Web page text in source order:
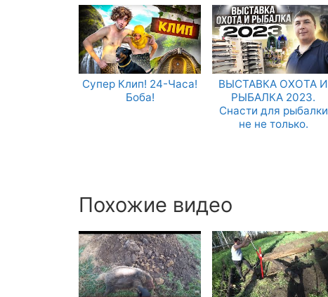
Супер Клип! 24-Часа!
Боба!
ВЫСТАВКА ОХОТА И
РЫБАЛКА 2023.
Снасти для рыбалки
не не только.
Похожие видео